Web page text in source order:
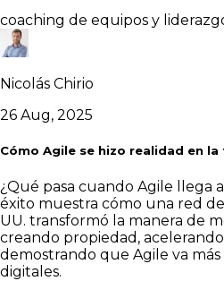
coaching de equipos y
Nicolás Chirio
26 Aug, 2025
Cómo Agile se hizo realidad en la
¿Qué pasa cuando Agile llega
éxito muestra cómo una red
UU. transformó la manera de
creando propiedad,
demostrando que Agile va
digitales.